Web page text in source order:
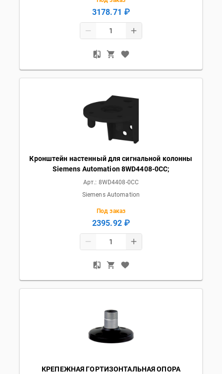
3178.71 ₽
Кронштейн настенный для сигнальной колонны
Siemens Automation 8WD4408-0CC;
Арт.: 8WD4408-0CC
Siemens Automation
Под заказ
2395.92 ₽
КРЕПЕЖНАЯ ГОРТИЗОНТАЛЬНАЯ ОПОРА